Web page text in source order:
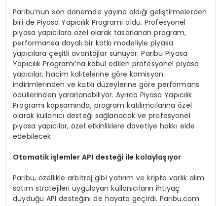
Paribu’nun son dönemde yayına aldığı geliştirmelerden
biri de Piyasa Yapıcılık Programı oldu. Profesyonel
piyasa yapıcılara özel olarak tasarlanan program,
performansa dayalı bir katkı modeliyle piyasa
yapıcılara çeşitli avantajlar sunuyor. Paribu Piyasa
Yapıcılık Programı’na kabul edilen profesyonel piyasa
yapıcılar, hacim kalitelerine göre komisyon
indirimlerinden ve katkı düzeylerine göre performans
ödüllerinden yararlanabiliyor. Ayrıca Piyasa Yapıcılık
Programı kapsamında, program katılımcılarına özel
olarak kullanıcı desteği sağlanacak ve profesyonel
piyasa yapıcılar, özel etkinliklere davetiye hakkı elde
edebilecek.
Otomatik işlemler API desteği ile kolaylaşıyor
Paribu, özellikle arbitraj gibi yatırım ve kripto varlık alım
satım stratejileri uygulayan kullanıcıların ihtiyaç
duyduğu API desteğini de hayata geçirdi. Paribu.com